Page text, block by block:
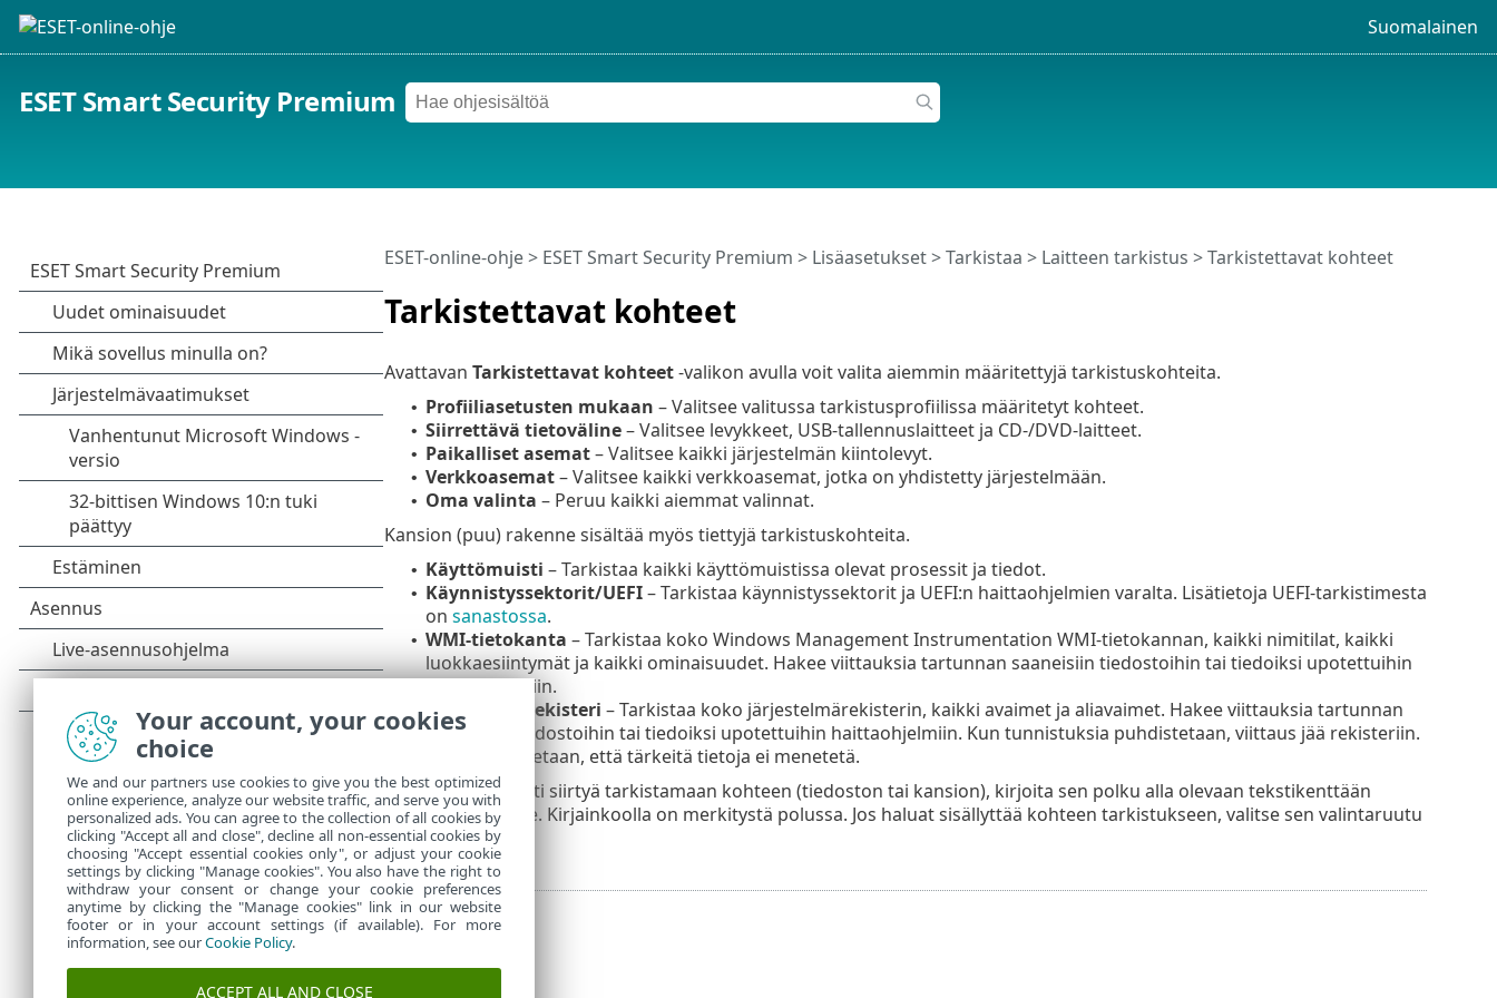
Suomalainen
ESET Smart Security Premium
Tarkistettavat kohteet
ESET-online-ohje> ESET Smart Security Premium > Lisäasetukset>Tarkistaa > Laitteen tarkistus > Tarkistettavat kohteet
Avattavan Tarkistettavat kohteet-valikon avulla voit valita aiemmin määritettyjä tarkistuskohteita.
• Profiiliasetusten mukaan – Valitsee valitussa tarkistusprofiilissa määritetyt kohteet.
• Siirrettävä tietoväline– Valitsee levykkeet, USB-tallennuslaitteet ja CD-/DVD-laitteet.
• Paikalliset asemat– Valitsee kaikki järjestelmän kiintolevyt.
• Verkkoasemat– Valitsee kaikki verkkoasemat, jotka on yhdistetty järjestelmään.
• Oma valinta – Peruu kaikki aiemmat valinnat.
Kansion (puu) rakenne sisältää myös tiettyjä tarkistuskohteita.
• Käyttömuisti – Tarkistaa kaikki käyttömuistissa olevat prosessit ja tiedot.
• Käynnistyssektorit/UEFI– Tarkistaa käynnistyssektorit ja UEFI:n haittaohjelmien varalta. Lisätietoja UEFI-tarkistimesta
on sanastossa.
• WMI-tietokanta – Tarkistaa koko Windows Management Instrumentation WMI-tietokannan, kaikki nimitilat, kaikki
luokkaesiintymät ja kaikki ominaisuudet. Hakee viittauksia tartunnan saaneisiin tiedostoihin tai tiedoiksi upotettuihin
haittaohjelmiin.
Järjestelmärekisteri – Tarkistaa koko järjestelmärekisterin, kaikki avaimet ja aliavaimet. Hakee viittauksia tartunnan
saaneisiin tiedostoihin tai tiedoiksi upotettuihin haittaohjelmiin. Kun tunnistuksia puhdistetaan, viittaus jää rekisteriin.
Näin varmistetaan, että tärkeitä tietoja ei menetetä.
Jos haluat nopeasti siirtyä tarkistamaan kohteen (tiedoston tai kansion), kirjoita sen polku alla olevaan tekstikenttään
puurakenteen alle. Kirjainkoolla on merkitystä polussa. Jos haluat sisällyttää kohteen tarkistukseen, valitse sen valintaruutu
puurakenteesta.
Your account, your cookies
choice
We and our partners use cookies to give you the best optimized
online experience, analyze our website traffic, and serve you with
personalized ads. You can agree to the collection of all cookies by
clicking "Accept all and close", decline all non-essential cookies by
choosing "Accept essential cookies only", or adjust your cookie
settings by clicking "Manage cookies". You also have the right to
withdraw your consent or change your cookie preferences
anytime by clicking the "Manage cookies" link in our website
footer or in your account settings (if available). For more
information, see ourCookie Policy.
ACCEPT ALL AND CLOSE